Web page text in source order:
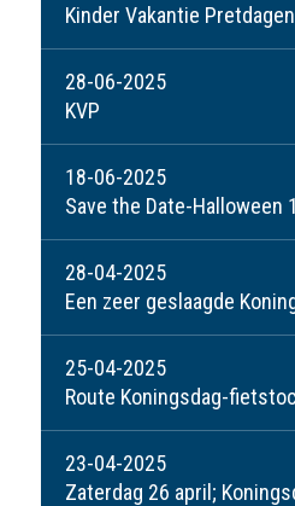
Kinder Vakantie Pretdagen
28-06-2025
KVP
18-06-2025
Save the Date-Halloween
28-04-2025
Een zeer geslaagde Koningsdag-fietstocht; waar
25-04-2025
Route Koningsdag-
23-04-2025
Zaterdag 26 april; Koningsdagfietstocht